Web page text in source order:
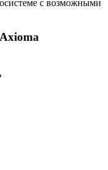
с возможными